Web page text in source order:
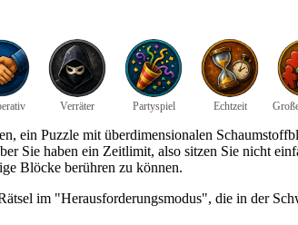
Verräter Partyspiel Echtzeit
ein Puzzle mit überdimensionalen
Sie haben ein Zeitlimit, also sitzen Sie nicht
Blöcke berühren zu können.
im "Herausforderungsmodus", die in der